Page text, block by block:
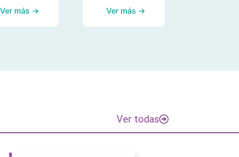
Ver más → Ver más →
Ver todas